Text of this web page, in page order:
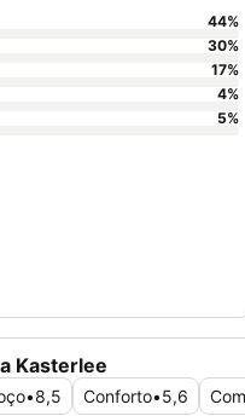
Kasterlee
•8,5 Conforto•5,6
44%
30%
17%
4%
5%